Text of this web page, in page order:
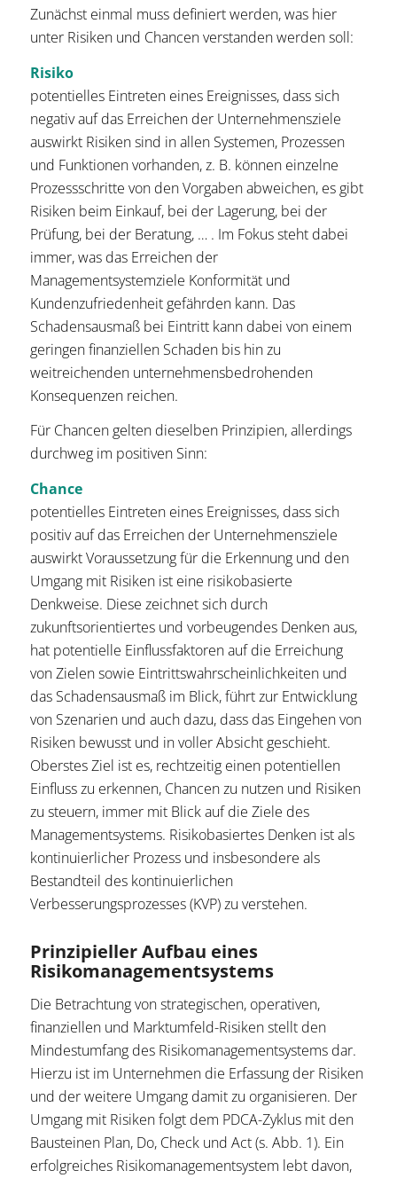
Zunächst einmal muss definiert werden, was hier
unter Risiken und Chancen verstanden werden soll:
Risiko
potentielles Eintreten eines Ereignisses, dass sich
negativ auf das Erreichen der Unternehmensziele
auswirkt Risiken sind in allen Systemen, Prozessen
und Funktionen vorhanden, z. B. können einzelne
Prozessschritte von den Vorgaben abweichen, es gibt
Risiken beim Einkauf, bei der Lagerung, bei der
Prüfung, bei der Beratung, … . Im Fokus steht dabei
immer, was das Erreichen der
Managementsystemziele Konformität und
Kundenzufriedenheit gefährden kann. Das
Schadensausmaß bei Eintritt kann dabei von einem
geringen finanziellen Schaden bis hin zu
weitreichenden unternehmensbedrohenden
Konsequenzen reichen.
Für Chancen gelten dieselben Prinzipien, allerdings
durchweg im positiven Sinn:
Chance
potentielles Eintreten eines Ereignisses, dass sich
positiv auf das Erreichen der Unternehmensziele
auswirkt Voraussetzung für die Erkennung und den
Umgang mit Risiken ist eine risikobasierte
Denkweise. Diese zeichnet sich durch
zukunftsorientiertes und vorbeugendes Denken aus,
hat potentielle Einflussfaktoren auf die Erreichung
von Zielen sowie Eintrittswahrscheinlichkeiten und
das Schadensausmaß im Blick, führt zur Entwicklung
von Szenarien und auch dazu, dass das Eingehen von
Risiken bewusst und in voller Absicht geschieht.
Oberstes Ziel ist es, rechtzeitig einen potentiellen
Einfluss zu erkennen, Chancen zu nutzen und Risiken
zu steuern, immer mit Blick auf die Ziele des
Managementsystems. Risikobasiertes Denken ist als
kontinuierlicher Prozess und insbesondere als
Bestandteil des kontinuierlichen
Verbesserungsprozesses (KVP) zu verstehen.
Prinzipieller Aufbau eines
Risikomanagementsystems
Die Betrachtung von strategischen, operativen,
finanziellen und Marktumfeld-Risiken stellt den
Mindestumfang des Risikomanagementsystems dar.
Hierzu ist im Unternehmen die Erfassung der Risiken
und der weitere Umgang damit zu organisieren. Der
Umgang mit Risiken folgt dem PDCA-Zyklus mit den
Bausteinen Plan, Do, Check und Act (s. Abb. 1). Ein
erfolgreiches Risikomanagementsystem lebt davon,